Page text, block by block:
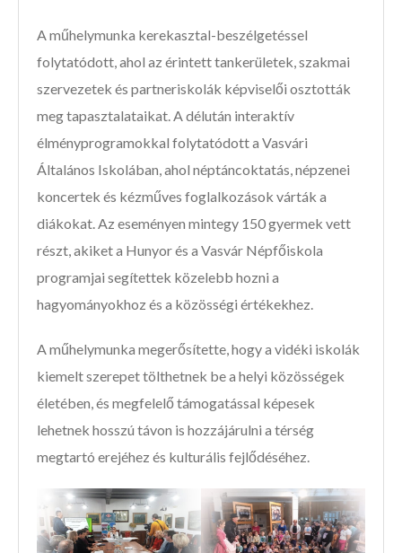
A műhelymunka kerekasztal-beszélgetéssel
folytatódott, ahol az érintett tankerületek, szakmai
szervezetek és partneriskolák képviselői osztották
meg tapasztalataikat. A délután interaktív
élményprogramokkal folytatódott a Vasvári
Általános Iskolában, ahol néptáncoktatás, népzenei
koncertek és kézműves foglalkozások várták a
diákokat. Az eseményen mintegy 150 gyermek vett
részt, akiket a Hunyor és a Vasvár Népfőiskola
programjai segítettek közelebb hozni a
hagyományokhoz és a közösségi értékekhez.
A műhelymunka megerősítette, hogy a vidéki iskolák
kiemelt szerepet tölthetnek be a helyi közösségek
életében, és megfelelő támogatással képesek
lehetnek hosszú távon is hozzájárulni a térség
megtartó erejéhez és kulturális fejlődéséhez.